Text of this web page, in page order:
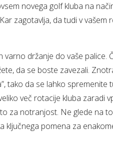
novega golf kluba na
zagotavlja, da tudi v
držanje do vaše palice.
da se boste zavezali.
tako da se lahko spremenite
več rotacije kluba zaradi
za notranjost. Ne glede na
ključnega pomena za